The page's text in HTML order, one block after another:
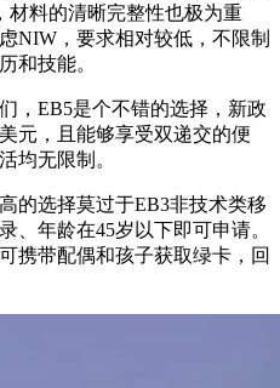
材料的清晰完整性也极为重
NIW，要求相对较低，不限制
和技能。
，EB5是个不错的选择，新政
元，且能够享受双递交的便
均无限制。
的选择莫过于EB3非技术类移
、年龄在45岁以下即可申请。
携带配偶和孩子获取绿卡，回